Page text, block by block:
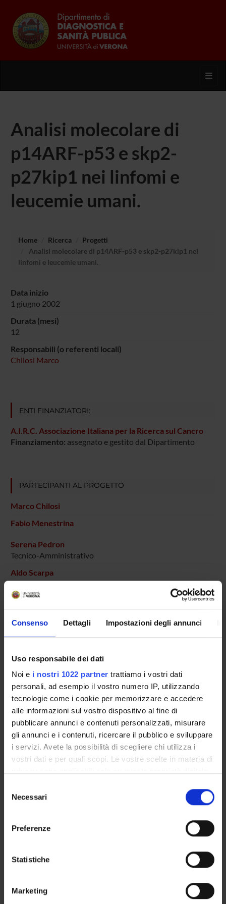
Consenso Dettagli Impostazioni degli annunci
Uso responsabile dei dati
Noi e i nostri 1022 partner trattiamo i vostri dati
personali, ad esempio il vostro numero IP, utilizzando
tecnologie come i cookie per memorizzare e accedere
alle informazioni sul vostro dispositivo al fine di
pubblicare annunci e contenuti personalizzati, misurare
gli annunci e i contenuti, ricercare il pubblico e sviluppare
i servizi. Avete la possibilità di scegliere chi utilizza i
vostri dati e per quali scopi. Le vostre scelte in materia di
modificare o revocare il proprio consenso in qualsiasi
momento dalla Dichiarazione sui cookie o facendo clic
raccogliere informazioni sulla tua posizione
geografica, con un'approssimazione di qualche
Identificare il tuo dispositivo, scansionandolo
delNecessari
Preferenze
Statistiche
Marketing
Analisi molecolare di
p14ARF-p53 e skp2-
p27kip1 nei linfomi e
leucemie umani.
Home Ricerca
Progetti
Analisi molecolare di p14ARF-p53 e skp2-p27kip1 nei
linfomi e leucemie umani.
Data inizio
1 giugno 2002
Durata (mesi)
12
Responsabili (o referenti locali)
Chilosi Marco
ENTI FINANZIATORI:
A.I.R.C. Associazione Italiana per la Ricerca sul Cancro
Finanziamento: assegnato e gestito dal Dipartimento
PARTECIPANTI AL PROGETTO
Marco Chilosi
Fabio Menestrina
Serena Pedron
Tecnico-Amministrativo
Aldo Scarpa
Professore ordinario
COLLABORATORI ESTERNI
Azienda Ospedaliera di Verona Dirigente Medico I livello
Paola Piccoli
Azienda Ospedaliera di Verona
Licia Montagna
Azienda Ospedaliera di Verona
SEZIONI
AREE DI RICERCA